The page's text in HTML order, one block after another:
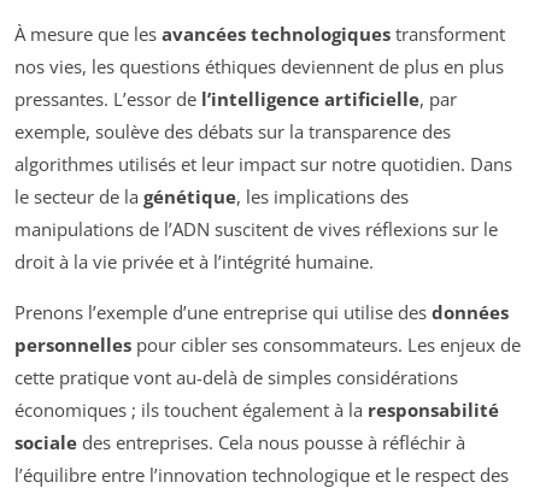
À mesure que les avancées technologiques transforment
nos vies, les questions éthiques deviennent de plus en plus
pressantes. L’essor de l’intelligence artificielle, par
exemple, soulève des débats sur la transparence des
algorithmes utilisés et leur impact sur notre quotidien. Dans
le secteur de la génétique, les implications des
manipulations de l’ADN suscitent de vives réflexions sur le
droit à la vie privée et à l’intégrité humaine.
Prenons l’exemple d’une entreprise qui utilise des données
personnelles pour cibler ses consommateurs. Les enjeux de
cette pratique vont au-delà de simples considérations
économiques ; ils touchent également à la responsabilité
sociale des entreprises. Cela nous pousse à réfléchir à
l’équilibre entre l’innovation technologique et le respect des